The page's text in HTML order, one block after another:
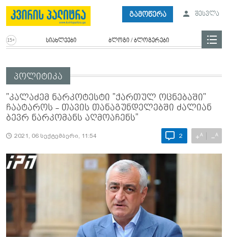
გამოწერა შესვლა
სიახლეები ბლოგი / ბლოგერები
პოლიტიკა
"კალაძემ ნარკოტესტი "ქართულ ოცნებაში"
ჩაატაროს - თავის თანაგუნდელებში ძალიან
ბევრ ნარკომანს აღმოაჩენს"
2021, 06 სექტემბერი, 11:54 2 +A −A